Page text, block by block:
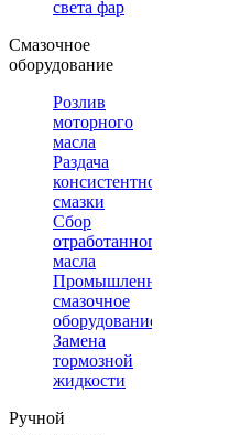
света фар
Смазочное
оборудование
Розлив
моторного
масла
Раздача
консистентной
смазки
Сбор
отработанного
масла
Промышленное
смазочное
оборудование
Замена
тормозной
жидкости
Ручной